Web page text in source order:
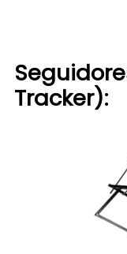
Tracker):